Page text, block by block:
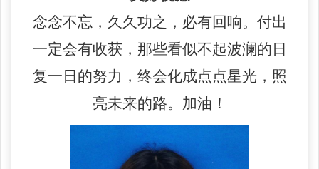
念念不忘，久久功之，必有回响。付出
一定会有收获，那些看似不起波澜的日
复一日的努力，终会化成点点星光，照
亮未来的路。加油！